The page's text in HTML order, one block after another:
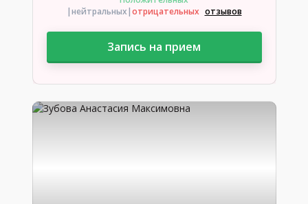
|нейтральных|отрицательных отзывов
Запись на прием